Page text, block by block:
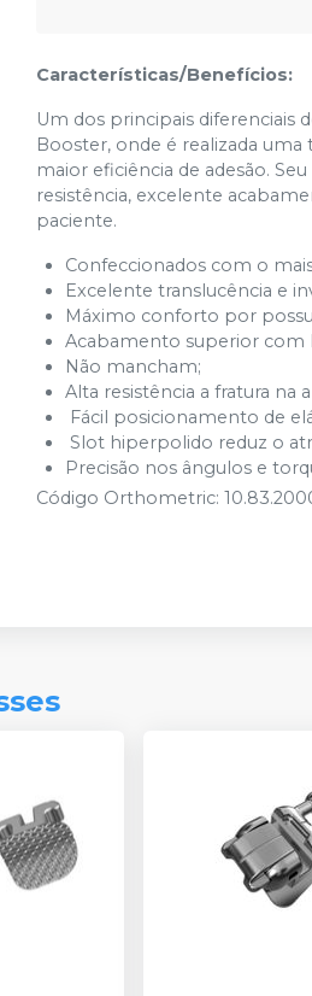
Características/Benefícios:
Um dos principais diferenciais
Booster, onde é realizada
maior eficiência de adesão.
resistência, excelente
paciente.
Confeccionados com o
Excelente translucência e
Máximo conforto por
Acabamento superior com
Não mancham;
Alta resistência a fratura na
Fácil posicionamento de
Slot hiperpolido reduz o
Precisão nos ângulos e
Código Orthometric: